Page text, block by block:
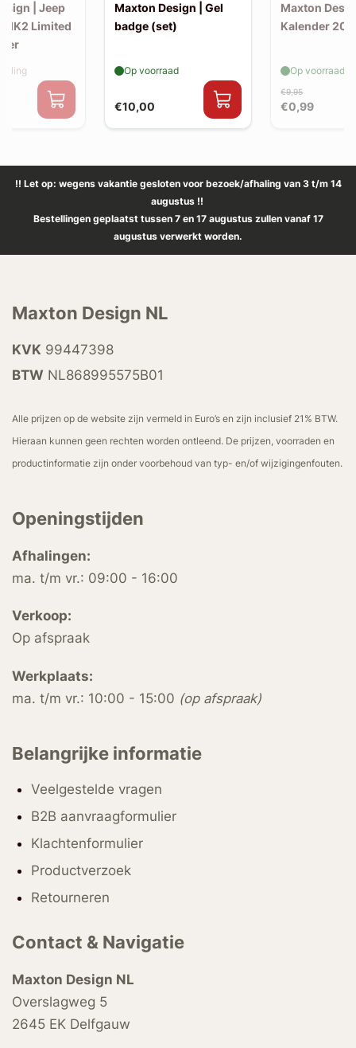
| Jeep
MK2 Limited
Maxton Design | Gel
badge (set)
€10,00
Op voorraad
Maxton
Kalender
€9,95
€0,99
Op voorraad
!! Let op: wegens vakantie gesloten voor bezoek/afhaling van 3 t/m 14
augustus !!
Bestellingen geplaatst tussen 7 en 17 augustus zullen vanaf 17
augustus verwerkt worden.
Maxton Design NL
KVK 99447398
BTW NL868995575B01
Alle prijzen op de website zijn vermeld in Euro’s en zijn inclusief 21% BTW.
Hieraan kunnen geen rechten worden ontleend. De prijzen, voorraden en
productinformatie zijn onder voorbehoud van typ- en/of wijzigingenfouten.
Openingstijden
Afhalingen:
ma. t/m vr.: 09:00 - 16:00
Verkoop:
Op afspraak
Werkplaats:
ma. t/m vr.: 10:00 - 15:00 (op afspraak)
Belangrijke informatie
Veelgestelde vragen
B2B aanvraagformulier
Klachtenformulier
Productverzoek
Retourneren
Contact & Navigatie
Maxton Design NL
Overslagweg 5
2645 EK Delfgauw